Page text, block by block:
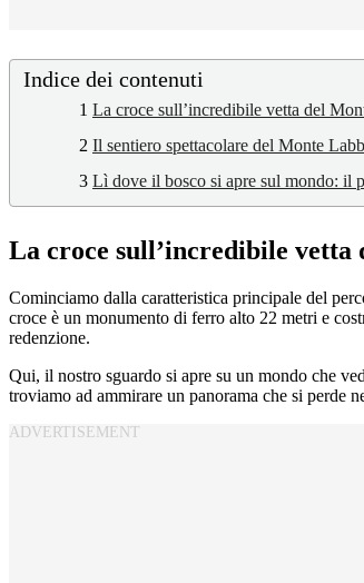
Indice dei contenuti
1 La croce sull’incredibile vetta del
2 Il sentiero spettacolare del Monte
3 Lì dove il bosco si apre sul mondo: il
La croce sull’incredibile vetta
Cominciamo dalla caratteristica principale del
croce è un monumento di ferro alto 22 metri e
redenzione.
Qui, il nostro sguardo si apre su un mondo che
troviamo ad ammirare un panorama che si perde